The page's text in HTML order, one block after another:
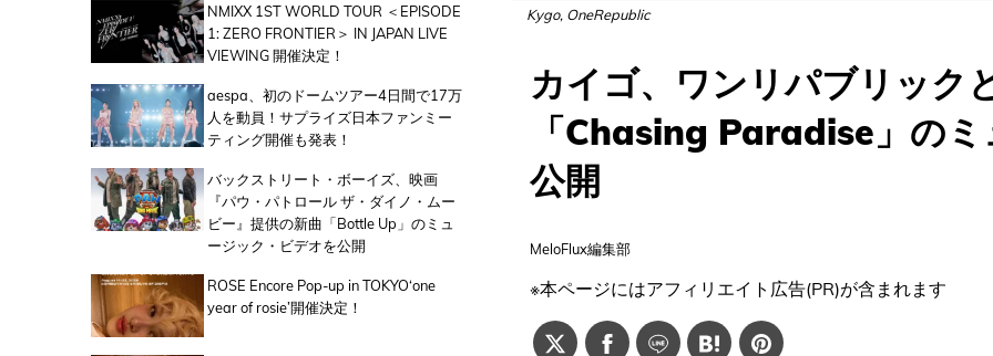
Kygo, OneRepublic
カイゴ、ワンリパブリック
「Chasing Paradise」の
公開
MeloFlux編集部
※本ページにはアフィリエイト広告(PR)が含まれます
NMIXX 1ST WORLD TOUR ＜EPISODE
1: ZERO FRONTIER＞ IN JAPAN LIVE
VIEWING 開催決定！
aespa、初のドームツアー4日間で17万
人を動員！サプライズ日本ファンミー
ティング開催も発表！
バックストリート・ボーイズ、映画
『パウ・パトロール ザ・ダイノ・ムー
ビー』提供の新曲「Bottle Up」のミュ
ージック・ビデオを公開
ROSE Encore Pop-up in TOKYO‘one
year of rosie’開催決定！